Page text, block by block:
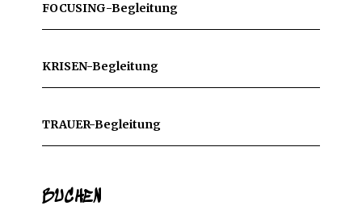
FOCUSING-Begleitung
KRISEN-Begleitung
TRAUER-Begleitung
BUCHEN